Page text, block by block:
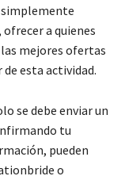
simplemente
a quienes
mejores ofertas
esta actividad.
se debe enviar un
tu
pueden
o